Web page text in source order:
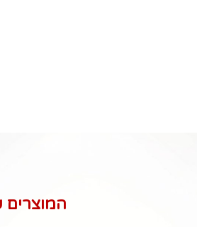
המוצרים